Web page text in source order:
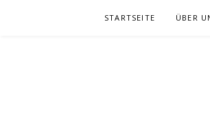
STARTSEITE ÜBER